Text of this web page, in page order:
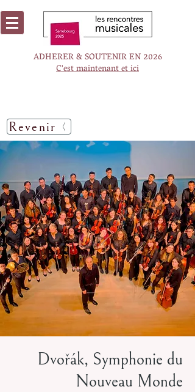
ADHERER & SOUTENIR EN 2026
C'est maintenant et ici
Revenir
Dvořák, Symphonie du
Nouveau Monde